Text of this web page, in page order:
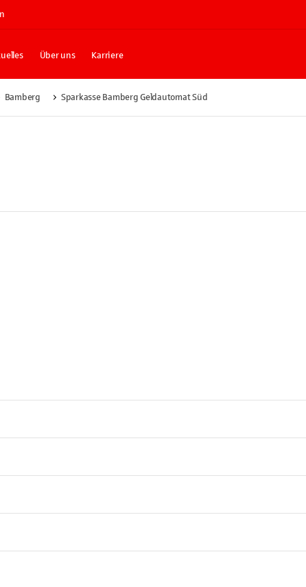
Über uns Karriere
Bamberg Sparkasse Bamberg Geldautomat Süd